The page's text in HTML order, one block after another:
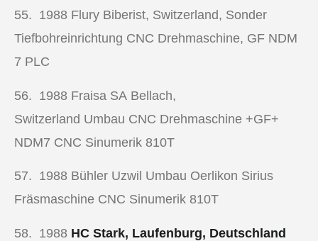
55. 1988 Flury Biberist, Switzerland, Sonder
Tiefbohreinrichtung CNC Drehmaschine, GF NDM
7 PLC
56. 1988 Fraisa SA Bellach,
Switzerland Umbau CNC Drehmaschine +GF+
NDM7 CNC Sinumerik 810T
57. 1988 Bühler Uzwil Umbau Oerlikon Sirius
Fräsmaschine CNC Sinumerik 810T
58. 1988 HC Stark, Laufenburg, Deutschland